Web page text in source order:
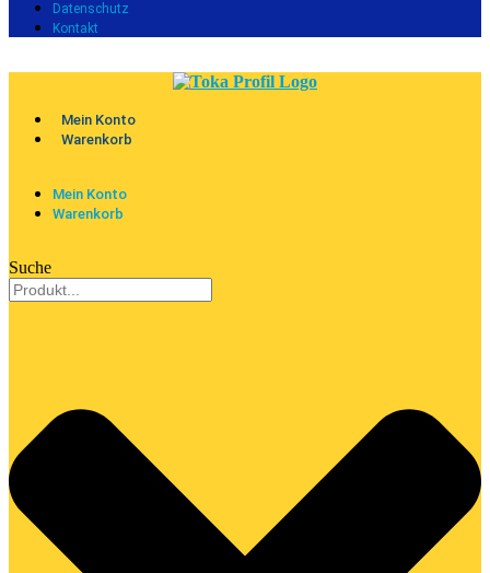
Datenschutz
Kontakt
Mein Konto
Warenkorb
Mein Konto
Warenkorb
Suche